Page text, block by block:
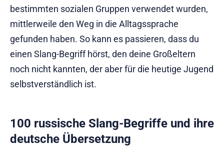
bestimmten sozialen Gruppen verwendet wurden,
mittlerweile den Weg in die Alltagssprache
gefunden haben. So kann es passieren, dass du
einen Slang-Begriff hörst, den deine Großeltern
noch nicht kannten, der aber für die heutige Jugend
selbstverständlich ist.
100 russische Slang-Begriffe und ihre
deutsche Übersetzung